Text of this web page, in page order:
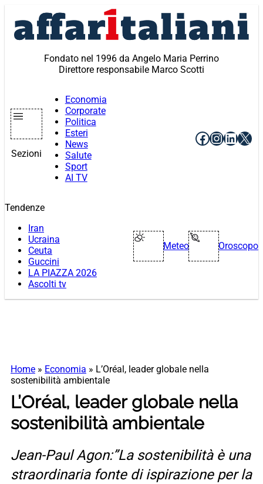
contenuto
Fondato nel 1996 da Angelo Maria Perrino
Direttore responsabile Marco Scotti
Sezioni
Economia
Corporate
Politica
Esteri
News
Salute
Sport
AI TV
Facebook
X
Tendenze
Iran
Ucraina
Ceuta
Guccini
LA PIAZZA 2026
Ascolti tv
Meteo Oroscopo
Home » Economia » L’Oréal, leader globale nella
sostenibilità ambientale
L’Oréal, leader globale nella
sostenibilità ambientale
Jean-Paul Agon:”La sostenibilità è una
straordinaria fonte di ispirazione per la